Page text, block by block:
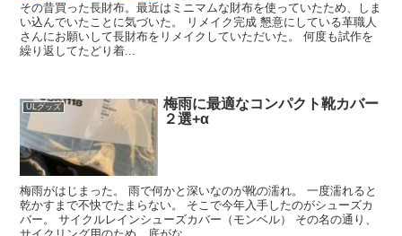
その昔買った長財布。最近はミニマムな財布を使っていたため、しま
い込んでいたことに気づいた。 リメイク完成 懇意にしている革職人
さんにお願いして長財布をリメイクしていただいた。 何度も試作を
繰り返してたどり着...
ULグッズ
梅雨に最適なコンパクト靴カバー
２選+α
梅雨がはじまった。 雨で何かと深いなのが靴の濡れ。 一度濡れると
乾かすまで不快でたまらない。 そこで今年入手したのがシューズカ
バー。 サイクルレインシューズカバー（モンベル） その名の通り、